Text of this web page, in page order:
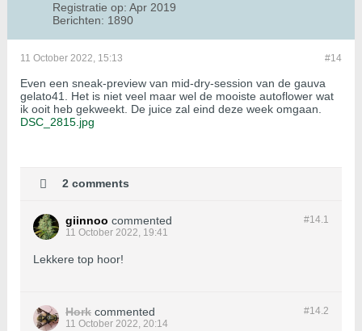
Registratie op: Apr 2019
Berichten: 1890
#14
11 October 2022, 15:13
Even een sneak-preview van mid-dry-session van de gauva
gelato41. Het is niet veel maar wel de mooiste autoflower wat
ik ooit heb gekweekt. De juice zal eind deze week omgaan.
DSC_2815.jpg
2 comments
#14.1
giinnoo commented
11 October 2022, 19:41
Lekkere top hoor!
#14.2
Hork commented
11 October 2022, 20:14